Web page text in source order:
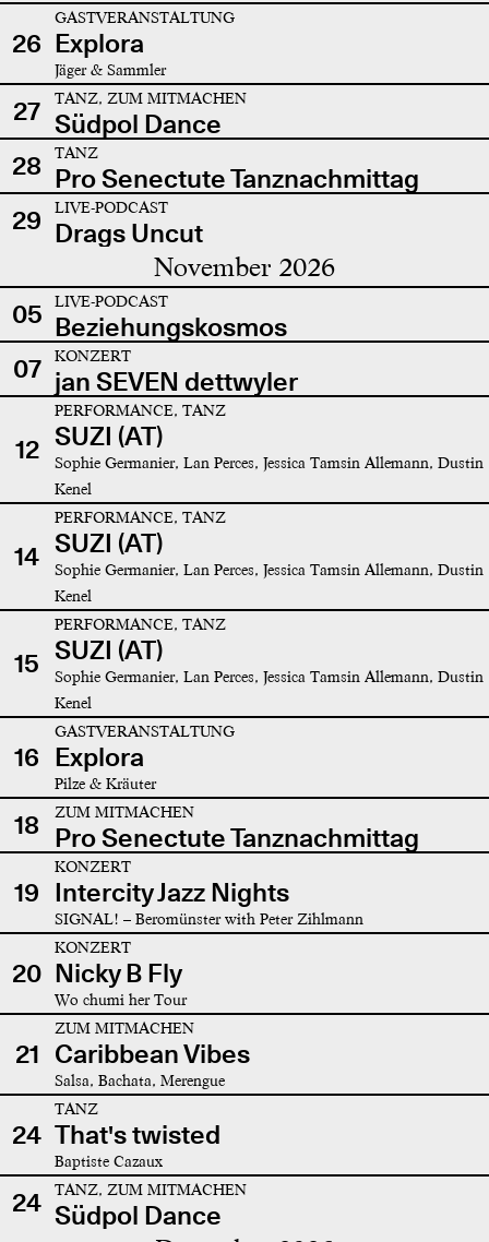
26
GASTVERANSTALTUNG
Explora
Jäger & Sammler
27 TANZ, ZUM MITMACHEN
Südpol Dance
28
TANZ
Pro Senectute Tanznachmittag
29
LIVE-PODCAST
Drags Uncut
November 2026
05 LIVE-PODCAST
Beziehungskosmos
07
KONZERT
jan SEVEN dettwyler
12
PERFORMANCE, TANZ
SUZI (AT)
Sophie Germanier, Lan Perces, Jessica Tamsin Allemann, Dustin
Kenel
14
PERFORMANCE, TANZ
SUZI (AT)
Sophie Germanier, Lan Perces, Jessica Tamsin Allemann, Dustin
Kenel
15
PERFORMANCE, TANZ
SUZI (AT)
Sophie Germanier, Lan Perces, Jessica Tamsin Allemann, Dustin
Kenel
16
GASTVERANSTALTUNG
Explora
Pilze & Kräuter
18 ZUM MITMACHEN
Pro Senectute Tanznachmittag
19
KONZERT
Intercity Jazz Nights
SIGNAL! – Beromünster with Peter Zihlmann
20
KONZERT
Nicky B Fly
Wo chumi her Tour
21
ZUM MITMACHEN
Caribbean Vibes
Salsa, Bachata, Merengue
24
TANZ
That's twisted
Baptiste Cazaux
24 TANZ, ZUM MITMACHEN
Südpol Dance